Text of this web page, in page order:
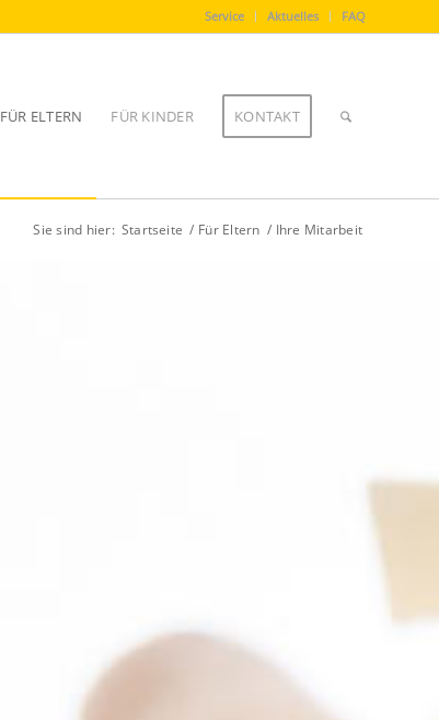
Service Aktuelles FAQ
FÜR ELTERN FÜR KINDER KONTAKT
Sie sind hier: Startseite / Für Eltern / Ihre Mitarbeit